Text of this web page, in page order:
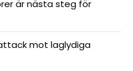
är nästa steg för
mot laglydiga